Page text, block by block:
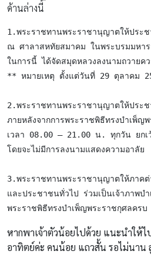
ด้านล่างนี้
1.พระราชทานพระราชานุญาตให้ประ
ณ ศาลาสหทัยสมาคม ในพระบรมมห
** หมายเหตุ ตั้งแต่วันที่ 29 ตุลาคม
2.พระราชทานพระราชานุญาตให้ประ
ภายหลังจากการพระราชพิธีทรงบำเ
เวลา 08.00 – 21.00 น. ทุกวัน ยกเ
โดยจะไม่มีการลงนามแสดงความอาลัย
3.พระราชทานพระราชานุญาตให้ภา
และประชาชนทั่วไป ร่วมเป็นเจ้าภาพ
พระราชพิธีทรงบำเพ็ญพระราชกุศลคร
หากพาเจ้าตัวน้อยไปด้วย แนะนำให้ไ
อาทิตย์ค่ะ คนน้อย แถวสั้น รอไม่นาน